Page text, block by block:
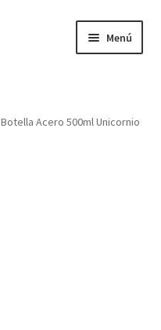
Menú
Botella Acero 500ml Unicornio